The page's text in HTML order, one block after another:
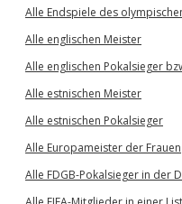
Alle Endspiele des
Alle englischen Meister
Alle englischen Pokalsieger
Alle estnischen Meister
Alle estnischen Pokalsieger
Alle Europameister der Frauen
Alle FDGB-Pokalsieger in der